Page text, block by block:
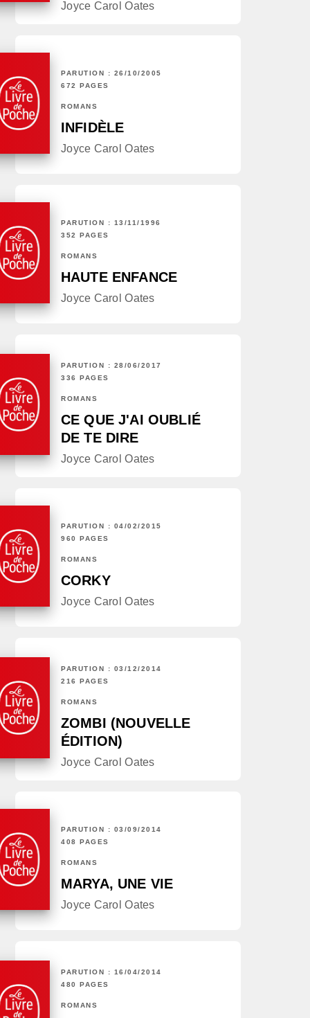
Joyce Carol Oates
PARUTION : 26/10/2005
672 PAGES
ROMANS
INFIDÈLE
Joyce Carol Oates
PARUTION : 13/11/1996
352 PAGES
ROMANS
HAUTE ENFANCE
Joyce Carol Oates
PARUTION : 28/06/2017
336 PAGES
ROMANS
CE QUE J'AI OUBLIÉ
DE TE DIRE
Joyce Carol Oates
PARUTION : 04/02/2015
960 PAGES
ROMANS
CORKY
Joyce Carol Oates
PARUTION : 03/12/2014
216 PAGES
ROMANS
ZOMBI (NOUVELLE
ÉDITION)
Joyce Carol Oates
PARUTION : 03/09/2014
408 PAGES
ROMANS
MARYA, UNE VIE
Joyce Carol Oates
PARUTION : 16/04/2014
480 PAGES
ROMANS